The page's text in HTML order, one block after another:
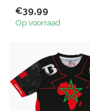
€39,99
Op voorraad